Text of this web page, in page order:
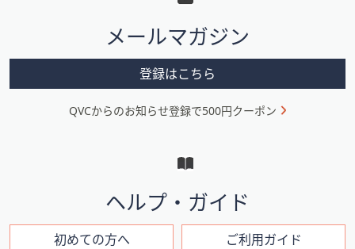
メ
ニ
ン
メールマガジン
登録はこちら
QVCからのお知らせ登録で500円クーポン
ヘルプ・ガイド
初めての方へ ご利用ガイド